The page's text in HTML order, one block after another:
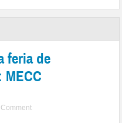
feria de